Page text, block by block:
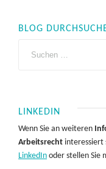
BLOG
LINKEDIN
Wenn Sie an weiteren
Arbeitsrecht interessiert
LinkedIn oder stellen Sie